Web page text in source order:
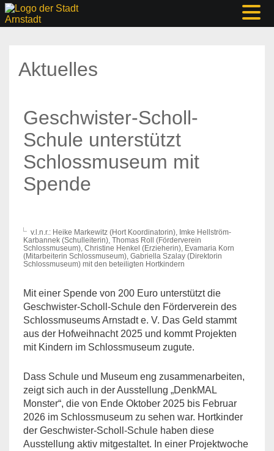
Aktuelles
Geschwister-Scholl-
Schule unterstützt
Schlossmuseum mit
Spende
v.l.n.r.: Heike Markewitz (Hort Koordinatorin), Imke Hellström-
Karbannek (Schulleiterin), Thomas Roll (Förderverein
Schlossmuseum), Christine Henkel (Erzieherin), Evamaria Korn
(Mitarbeiterin Schlossmuseum), Gabriella Szalay (Direktorin
Schlossmuseum) mit den beteiligten Hortkindern
Mit einer Spende von 200 Euro unterstützt die
Geschwister-Scholl-Schule den Förderverein des
Schlossmuseums Arnstadt e. V. Das Geld stammt
aus der Hofweihnacht 2025 und kommt Projekten
mit Kindern im Schlossmuseum zugute.
Dass Schule und Museum eng zusammenarbeiten,
zeigt sich auch in der Ausstellung „DenkMAL
Monster“, die von Ende Oktober 2025 bis Februar
2026 im Schlossmuseum zu sehen war. Hortkinder
der Geschwister-Scholl-Schule haben diese
Ausstellung aktiv mitgestaltet. In einer Projektwoche